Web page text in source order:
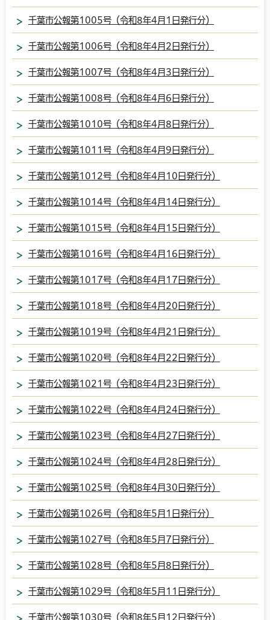
千葉市公報第1005号（令和8年4月1日発行分）
千葉市公報第1006号（令和8年4月2日発行分）
千葉市公報第1007号（令和8年4月3日発行分）
千葉市公報第1008号（令和8年4月6日発行分）
千葉市公報第1010号（令和8年4月8日発行分）
千葉市公報第1011号（令和8年4月9日発行分）
千葉市公報第1012号（令和8年4月10日発行分）
千葉市公報第1014号（令和8年4月14日発行分）
千葉市公報第1015号（令和8年4月15日発行分）
千葉市公報第1016号（令和8年4月16日発行分）
千葉市公報第1017号（令和8年4月17日発行分）
千葉市公報第1018号（令和8年4月20日発行分）
千葉市公報第1019号（令和8年4月21日発行分）
千葉市公報第1020号（令和8年4月22日発行分）
千葉市公報第1021号（令和8年4月23日発行分）
千葉市公報第1022号（令和8年4月24日発行分）
千葉市公報第1023号（令和8年4月27日発行分）
千葉市公報第1024号（令和8年4月28日発行分）
千葉市公報第1025号（令和8年4月30日発行分）
千葉市公報第1026号（令和8年5月1日発行分）
千葉市公報第1027号（令和8年5月7日発行分）
千葉市公報第1028号（令和8年5月8日発行分）
千葉市公報第1029号（令和8年5月11日発行分）
千葉市公報第1030号（令和8年5月12日発行分）